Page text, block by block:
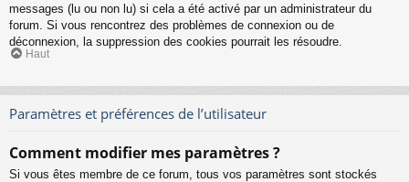
messages (lu ou non lu) si cela a été activé par un administrateur du
forum. Si vous rencontrez des problèmes de connexion ou de
déconnexion, la suppression des cookies pourrait les résoudre.
Haut
Paramètres et préférences de l’utilisateur
Comment modifier mes paramètres ?
Si vous êtes membre de ce forum, tous vos paramètres sont stockés